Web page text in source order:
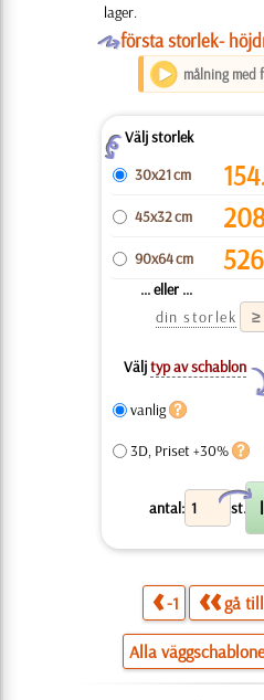
lager.
Oförsta storlek-
målning med
ZVälj storlek
30x21 cm
45x32 cm
90x64 cm
... eller ...
din storlek
Väljtyp av schablon
vanlig
3D, Priset +30%
antal: st.
X
-1 gå
Alla